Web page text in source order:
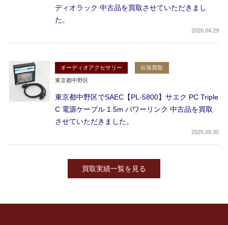
ディオラック 中古品を買取させていただきまし
た。
2026 04.29
オーディオアクセサリー 出張買取
東京都中野区
東京都中野区でSAEC【PL-5800】サエク PC Triple
C 電源ケーブル 1.5m パワーリンク 中古品を買取
させていただきました。
2025 09.30
買取実績一覧を見る